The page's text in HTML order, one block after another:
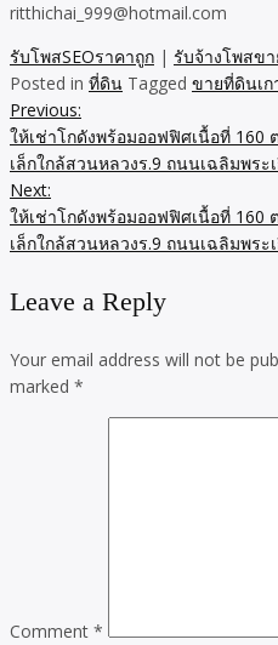
ritthichai_999@hotmail.com
รับโพสSEOราคาถูก | รับจ้างโพสข
Posted in ที่ดิน Tagged ขายที่ดินเก
Post
navigation
Previous:
ให้เช่าโกดังพร้อมออฟฟิศเนื้อที่ 160
เล็กใกล้สวนหลวงร.9 ถนนเฉลิมพระ
Next:
ให้เช่าโกดังพร้อมออฟฟิศเนื้อที่ 160
เล็กใกล้สวนหลวงร.9 ถนนเฉลิมพระ
Leave a Reply
Your email address will not be
marked *
Comment *